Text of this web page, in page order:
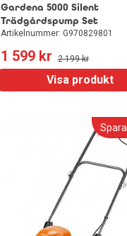
Gardena 5000 Silent
Trädgårdspump Set
Artikelnummer: G970829801
1 599 kr 2 199 kr
Visa produkt
Spara